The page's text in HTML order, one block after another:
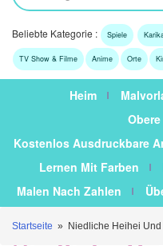
Beliebte Kategorie : Spiele
TV Show & Filme Anime Orte
Heim
Kostenlos Ausdruckbare
Lernen Mit Farben
Malen Nach Zahlen
Startseite » Niedliche Heihei Und